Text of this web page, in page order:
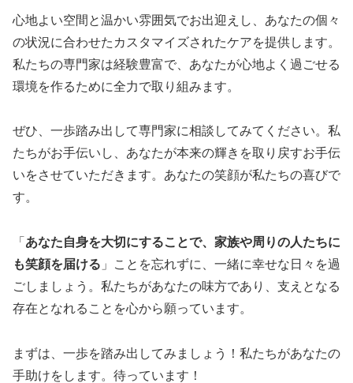
心地よい空間と温かい雰囲気でお出迎えし、あなたの個々
の状況に合わせたカスタマイズされたケアを提供します。
私たちの専門家は経験豊富で、あなたが心地よく過ごせる
環境を作るために全力で取り組みます。
ぜひ、一歩踏み出して専門家に相談してみてください。私
たちがお手伝いし、あなたが本来の輝きを取り戻すお手伝
いをさせていただきます。あなたの笑顔が私たちの喜びで
す。
「 あなた自身を大切にすることで、家族や周りの人たちに
も笑顔を届ける 」ことを忘れずに、一緒に幸せな日々を過
ごしましょう。私たちがあなたの味方であり、支えとなる
存在となれることを心から願っています。
まずは、一歩を踏み出してみましょう！私たちがあなたの
手助けをします。待っています！